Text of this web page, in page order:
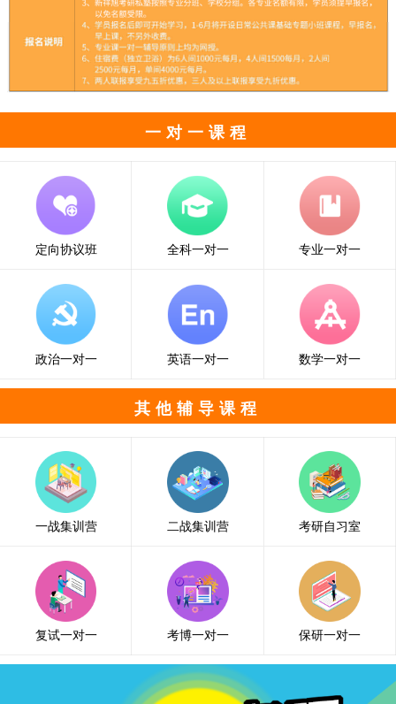
一对一课程
定向协议班 全科一对一 专业一对一
政治一对一 英语一对一 数学一对一
其他辅导课程
一战集训营 二战集训营 考研自习室
复试一对一 考博一对一 保研一对一